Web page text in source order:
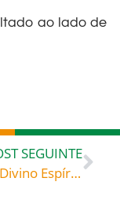
ao lado de
SEGUINTE
Festa do Divino Espírito Santo na Catedral de Blumenau – Confira programação da novenaa